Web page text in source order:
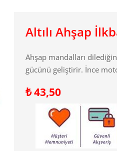
Altılı Ahşap
Ahşap mandalları
gücünü geliştirir. İnce
₺43,50